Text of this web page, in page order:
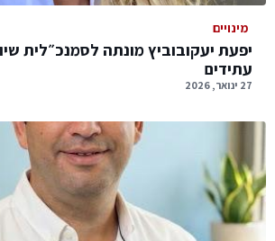
מינויים
יפעת יעקובוביץ מונתה לסמנכ״לית
עתידים
27 ינואר, 2026